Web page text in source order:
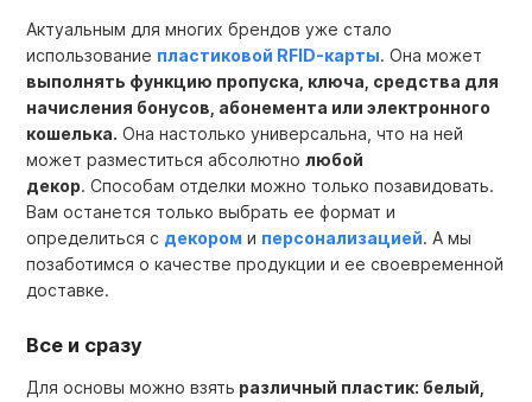
Актуальным для многих брендов уже стало
использование пластиковой RFID-карты. Она может
выполнять функцию пропуска, ключа, средства для
начисления бонусов, абонемента или электронного
кошелька. Она настолько универсальна, что на ней
может разместиться абсолютно любой
декор. Способам отделки можно только позавидовать.
Вам останется только выбрать ее формат и
определиться с декором и персонализацией. А мы
позаботимся о качестве продукции и ее своевременной
доставке.
Все и сразу
Для основы можно взять различный пластик: белый,